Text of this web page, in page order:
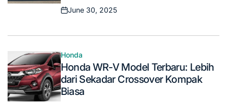
Posted
June 30, 2025
Posted
in
Honda
Honda WR-V Model Terbaru: Lebih
dari Sekadar Crossover Kompak
Biasa